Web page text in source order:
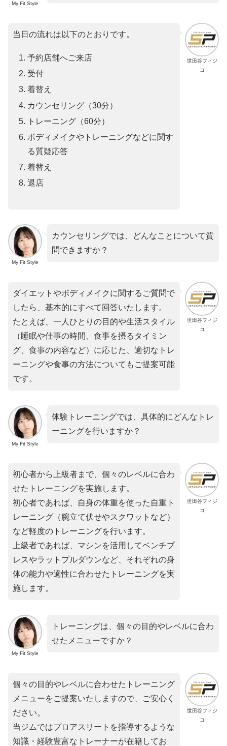
My Fit Style
世田谷フィジ
コ
当日の流れは以下のとおりです。
予約店舗へご来店
受付
着替え
カウンセリング（30分）
トレーニング（60分）
ボディメイクやトレーニングなどに関す
る質疑応答
着替え
退店
My Fit Style
カウンセリングでは、どんなことについて質
問できますか？
世田谷フィジ
コ
ダイエットやボディメイクに関するご質問で
したら、基本的にすべて回答いたします。
たとえば、一人ひとりの目的や生活スタイル
（睡眠や仕事の時間、食事を摂るタイミン
グ、食事の内容など）に応じた、適切なトレ
ーニングや食事の方法についてもご提案可能
です。
My Fit Style
体験トレーニングでは、具体的にどんなトレ
ーニングを行いますか？
世田谷フィジ
コ
初心者から上級者まで、個々のレベルに合わ
せたトレーニングを実施します。
初心者であれば、自身の体重を使った自重ト
レーニング（腕立て伏せやスクワットなど）
など軽度のトレーニングを行います。
上級者であれば、マシンを活用してベンチプ
レスやラットプルダウンなど、それぞれの身
体の能力や適性に合わせたトレーニングを実
施します。
My Fit Style
トレーニングは、個々の目的やレベルに合わ
せたメニューですか？
世田谷フィジ
コ
個々の目的やレベルに合わせたトレーニング
メニューをご提案いたしますので、ご安心く
ださい。
当ジムではプロアスリートを指導するような
知識・経験豊富なトレーナーが在籍してお